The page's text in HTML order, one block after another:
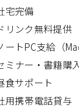
宅完備
ンク無料提供
トPC支給​（
ナー・​書籍購
サポート
携帯電話貸与